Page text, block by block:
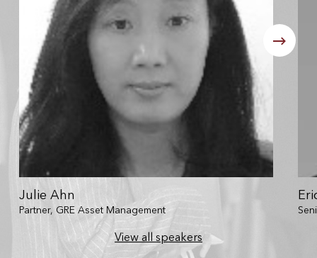
Julie Ahn
Partner, GRE Asset Management
View all speakers